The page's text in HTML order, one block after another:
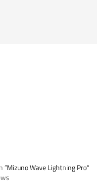
”Mizuno Wave Lightning Pro“